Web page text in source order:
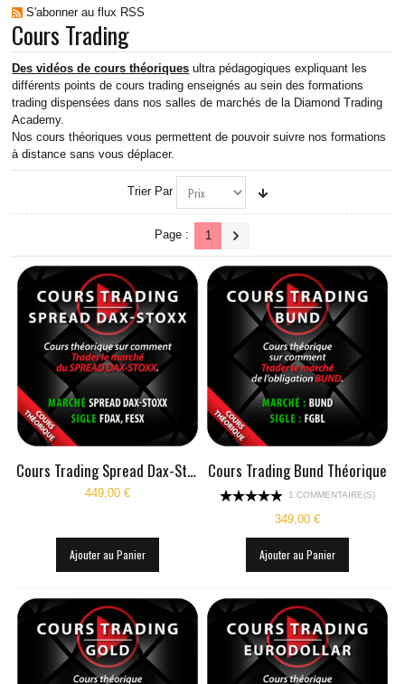
INSCRIPTION
PLANNING
FORMATIONS
COURS
COURS TRADING GOLD
COURS TRADING ARGENT
COURS TRADING BUND
COURS TRADING DAX
COURS TRADING RUSSELL
COURS TRADING EUROSTOXX
COURS TRADING SPREAD DAX-STOXX
VIDÉOS
INFOS PRATIQUES
S'abonner au flux RSS
Cours Trading
Des vidéos de cours théoriques ultra pédagogiques expliquant les
différents points decours trading enseignés au sein desformations
trading dispensées dans nos salles de marchés de la Diamond Trading
Academy.
Nos cours théoriques vous permettent de pouvoir suivre nos formations
à distance sans vous déplacer.
Trier Par
Page : 1
Cours Trading Spread Dax-Stoxx
449,00 €
Ajouter au Panier
Cours Trading Bund Théorique
1 COMMENTAIRE(S)
349,00 €
Ajouter au Panier